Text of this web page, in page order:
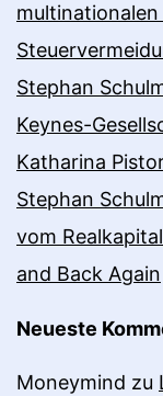
Stephan
Keynes-
Katharina
Stephan
vom
and Back Again
Neueste
Moneymind zu